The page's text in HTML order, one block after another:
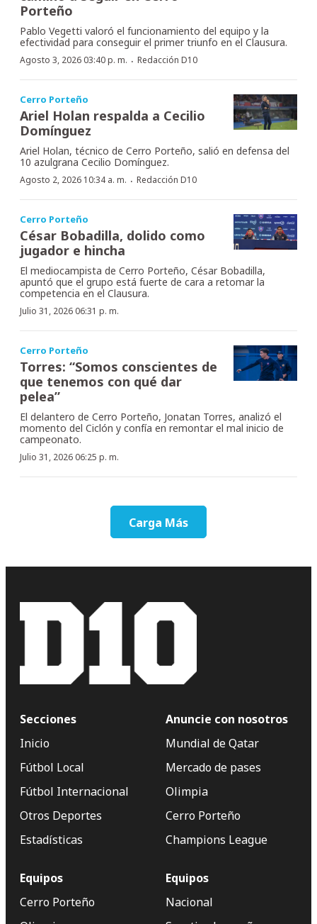
Porteño
Pablo Vegetti valoró el funcionamiento del equipo y la
efectividad para conseguir el primer triunfo en el Clausura.
Agosto 3, 2026 03:40 p. m. · Redacción D10
Cerro Porteño
Ariel Holan respalda a Cecilio
Domínguez
Ariel Holan, técnico de Cerro Porteño, salió en defensa del
10 azulgrana Cecilio Domínguez.
Agosto 2, 2026 10:34 a. m. · Redacción D10
Cerro Porteño
César Bobadilla, dolido como
jugador e hincha
El mediocampista de Cerro Porteño, César Bobadilla,
apuntó que el grupo está fuerte de cara a retomar la
competencia en el Clausura.
Julio 31, 2026 06:31 p. m.
Cerro Porteño
Torres: “Somos conscientes de
que tenemos con qué dar
pelea”
El delantero de Cerro Porteño, Jonatan Torres, analizó el
momento del Ciclón y confía en remontar el mal inicio de
campeonato.
Julio 31, 2026 06:25 p. m.
Carga Más
Secciones
Inicio
Fútbol Local
Fútbol Internacional
Otros Deportes
Estadísticas
Anuncie con nosotros
Mundial de Qatar
Mercado de pases
Olimpia
Cerro Porteño
Champions League
Equipos
Cerro Porteño
Equipos
Nacional